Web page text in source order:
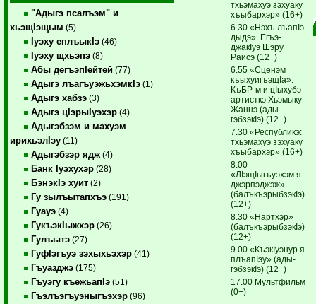
"Адыгэ псалъэм" и
хьэщIэщым (5)
Iуэху еплъыкIэ (46)
Iуэху щхьэпэ (8)
Абы дегъэпIейтей (77)
Адыгэ лъагъуэжьхэмкIэ (1)
Адыгэ хабзэ (3)
Адыгэ цIэрыIуэхэр (4)
Адыгэбзэм и махуэм
ирихьэлIэу (11)
Адыгэбзэр ядж (4)
Банк Iуэхухэр (28)
БэнэкIэ хуит (2)
Гу зылъытапхъэ (191)
Гуауэ (4)
ГукъэкIыжхэр (26)
Гулъытэ (27)
ГуфIэгъуэ зэхыхьэхэр (41)
Гъуазджэ (175)
Гъуэгу къежьапIэ (51)
Гъэлъэгъуэныгъэхэр (96)
тхьэмахуэ зэ­хуаку
хъыбархэр» (16+)
6.30 «Нэхъ лъапIэ
дыдэ». Егъэ­
джакIуэ Шэру
Раисэ (12+)
6.55 «Сценэм
къыхуигъэщIа».
КъБР-м и цIыхубэ
артисткэ Хьэмыку
Жаннэ (ады­
гэбзэкIэ) (12+)
7.30 «Республикэ:
тхьэмахуэ зэ­хуаку
хъыбархэр» (16+)
8.00
«ЛIэщIыгъуэхэм я
джэрпэ­джэж»
(балъкъэрыбзэкIэ)
(12+)
8.30 «Нартхэр»
(балъкъэрыбзэкIэ)
(12+)
9.00 «КъэкIуэнур я
плъапIэу» (ады­
гэбзэкIэ) (12+)
17.00 Мультфильм
(0+)